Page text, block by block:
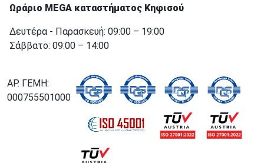
Ωράριο MEGA καταστήματος Κηφισού
Δευτέρα - Παρασκευή: 09:00 – 19:00
Σάββατο: 09:00 – 14:00
ΑΡ. ΓΕΜΗ:
000755501000